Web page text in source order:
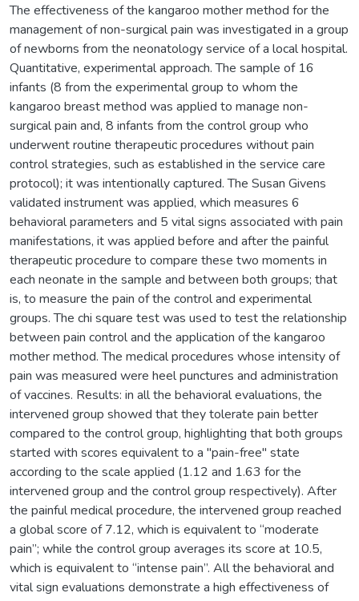
The effectiveness of the kangaroo mother method for the
management of non-surgical pain was investigated in a group
of newborns from the neonatology service of a local hospital.
Quantitative, experimental approach. The sample of 16
infants (8 from the experimental group to whom the
kangaroo breast method was applied to manage non-
surgical pain and, 8 infants from the control group who
underwent routine therapeutic procedures without pain
control strategies, such as established in the service care
protocol); it was intentionally captured. The Susan Givens
validated instrument was applied, which measures 6
behavioral parameters and 5 vital signs associated with pain
manifestations, it was applied before and after the painful
therapeutic procedure to compare these two moments in
each neonate in the sample and between both groups; that
is, to measure the pain of the control and experimental
groups. The chi square test was used to test the relationship
between pain control and the application of the kangaroo
mother method. The medical procedures whose intensity of
pain was measured were heel punctures and administration
of vaccines. Results: in all the behavioral evaluations, the
intervened group showed that they tolerate pain better
compared to the control group, highlighting that both groups
started with scores equivalent to a "pain-free" state
according to the scale applied (1.12 and 1.63 for the
intervened group and the control group respectively). After
the painful medical procedure, the intervened group reached
a global score of 7.12, which is equivalent to “moderate
pain”; while the control group averages its score at 10.5,
which is equivalent to “intense pain”. All the behavioral and
vital sign evaluations demonstrate a high effectiveness of